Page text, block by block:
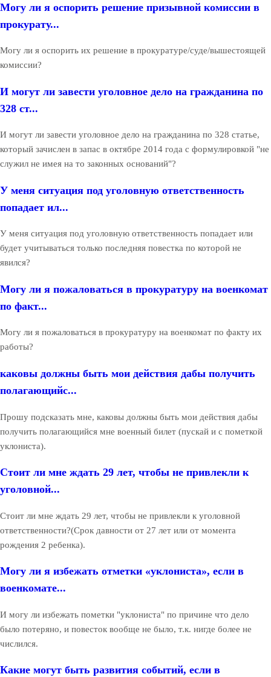
Могу ли я оспорить решение призывной комиссии в
прокурату...
Могу ли я оспорить их решение в прокуратуре/суде/вышестоящей
комиссии?
И могут ли завести уголовное дело на гражданина по
328 ст...
И могут ли завести уголовное дело на гражданина по 328 статье,
который зачислен в запас в октябре 2014 года с формулировкой "не
служил не имея на то законных оснований"?
У меня ситуация под уголовную ответственность
попадает ил...
У меня ситуация под уголовную ответственность попадает или
будет учитываться только последняя повестка по которой не
явился?
Могу ли я пожаловаться в прокуратуру на военкомат
по факт...
Могу ли я пожаловаться в прокуратуру на военкомат по факту их
работы?
каковы должны быть мои действия дабы получить
полагающийс...
Прошу подсказать мне, каковы должны быть мои действия дабы
получить полагающийся мне военный билет (пускай и с пометкой
уклониста).
Стоит ли мне ждать 29 лет, чтобы не привлекли к
уголовной...
Стоит ли мне ждать 29 лет, чтобы не привлекли к уголовной
ответственности?(Срок давности от 27 лет или от момента
рождения 2 ребенка).
Могу ли я избежать отметки «уклониста», если в
военкомате...
И могу ли избежать пометки "уклониста" по причине что дело
было потеряно, и повесток вообще не было, т.к. нигде более не
числился.
Какие могут быть развития событий, если в